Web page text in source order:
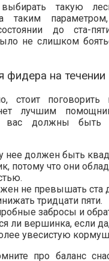
такую
таким
до ста-
не слишком
фидера на течении
стоит
лучшим
вас должны быть
нее должен быть
потому что они
не превышать ста
тридцати пяти.
забросы и
ли вершинка, если
увесистую
про баланс